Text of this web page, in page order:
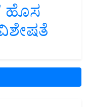
ಹೊಸ